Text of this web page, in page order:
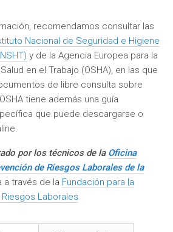
recomendamos consultar las
Nacional de Seguridad e Higiene
y de la Agencia Europea para la
en el Trabajo (OSHA), en las que
de libre consulta sobre
tiene además una guía
que puede descargarse o
por los técnicos de la Oficina
de Riesgos Laborales de la
a través de la Fundación para la
Laborales